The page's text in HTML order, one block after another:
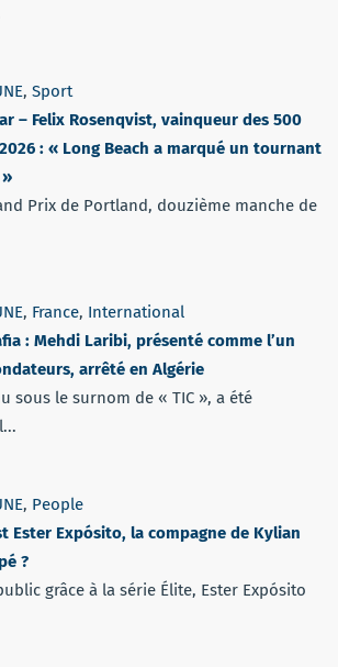
, Sport
– Felix Rosenqvist, vainqueur des 500
: « Long Beach a marqué un tournant
Prix de Portland, douzième manche de
, France, International
: Mehdi Laribi, présenté comme l’un
arrêté en Algérie
sous le surnom de « TIC », a été
, People
Ester Expósito, la compagne de Kylian
?
grâce à la série Élite, Ester Expósito